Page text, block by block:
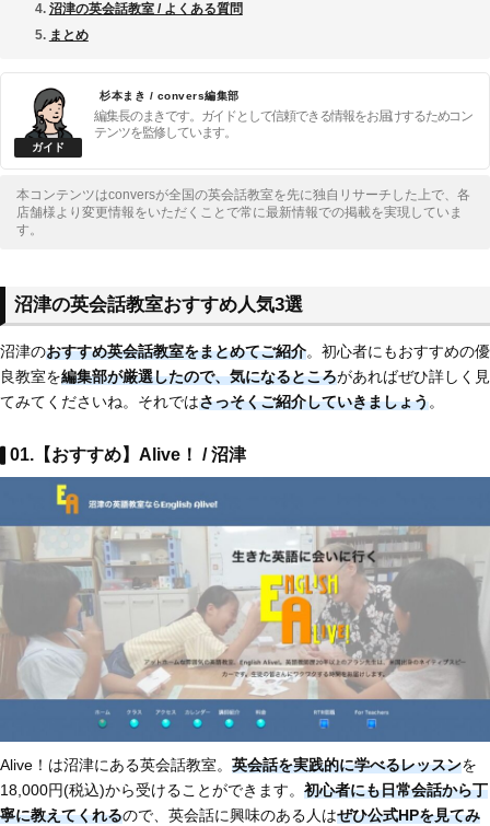
沼津の英会話教室 / よくある質問
まとめ
杉本まき / convers編集部
編集長のまきです。ガイドとして信頼できる情報をお届けするためコン
テンツを監修しています。
本コンテンツはconversが全国の英会話教室を先に独自リサーチした上で、各
店舗様より変更情報をいただくことで常に最新情報での掲載を実現していま
す。
沼津の英会話教室おすすめ人気3選
沼津のおすすめ英会話教室をまとめてご紹介。初心者にもおすすめの優
良教室を編集部が厳選したので、気になるところがあればぜひ詳しく見
てみてくださいね。それではさっそくご紹介していきましょう。
01.【おすすめ】Alive！ / 沼津
Alive！は沼津にある英会話教室。 英会話を実践的に学べるレッスンを
18,000円(税込)から受けることができます。 初心者にも日常会話から丁
寧に教えてくれるので、英会話に興味のある人はぜひ公式HPを見てみ